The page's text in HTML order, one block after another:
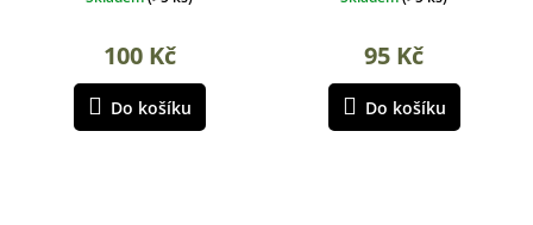
100 Kč
Do košíku
95 Kč
Do košíku